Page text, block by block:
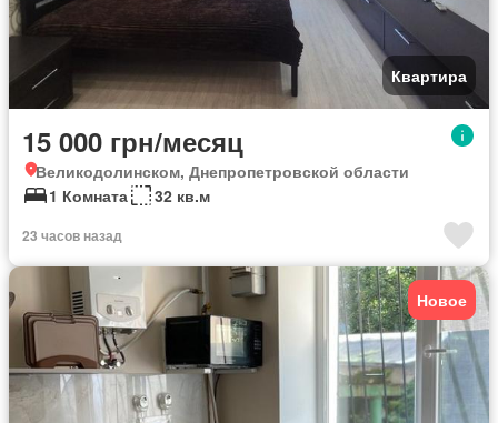
Квартира
15 000 грн/месяц
Великодолинском, Днепропетровской области
1 Комната
32 кв.м
23 часов назад
Новое